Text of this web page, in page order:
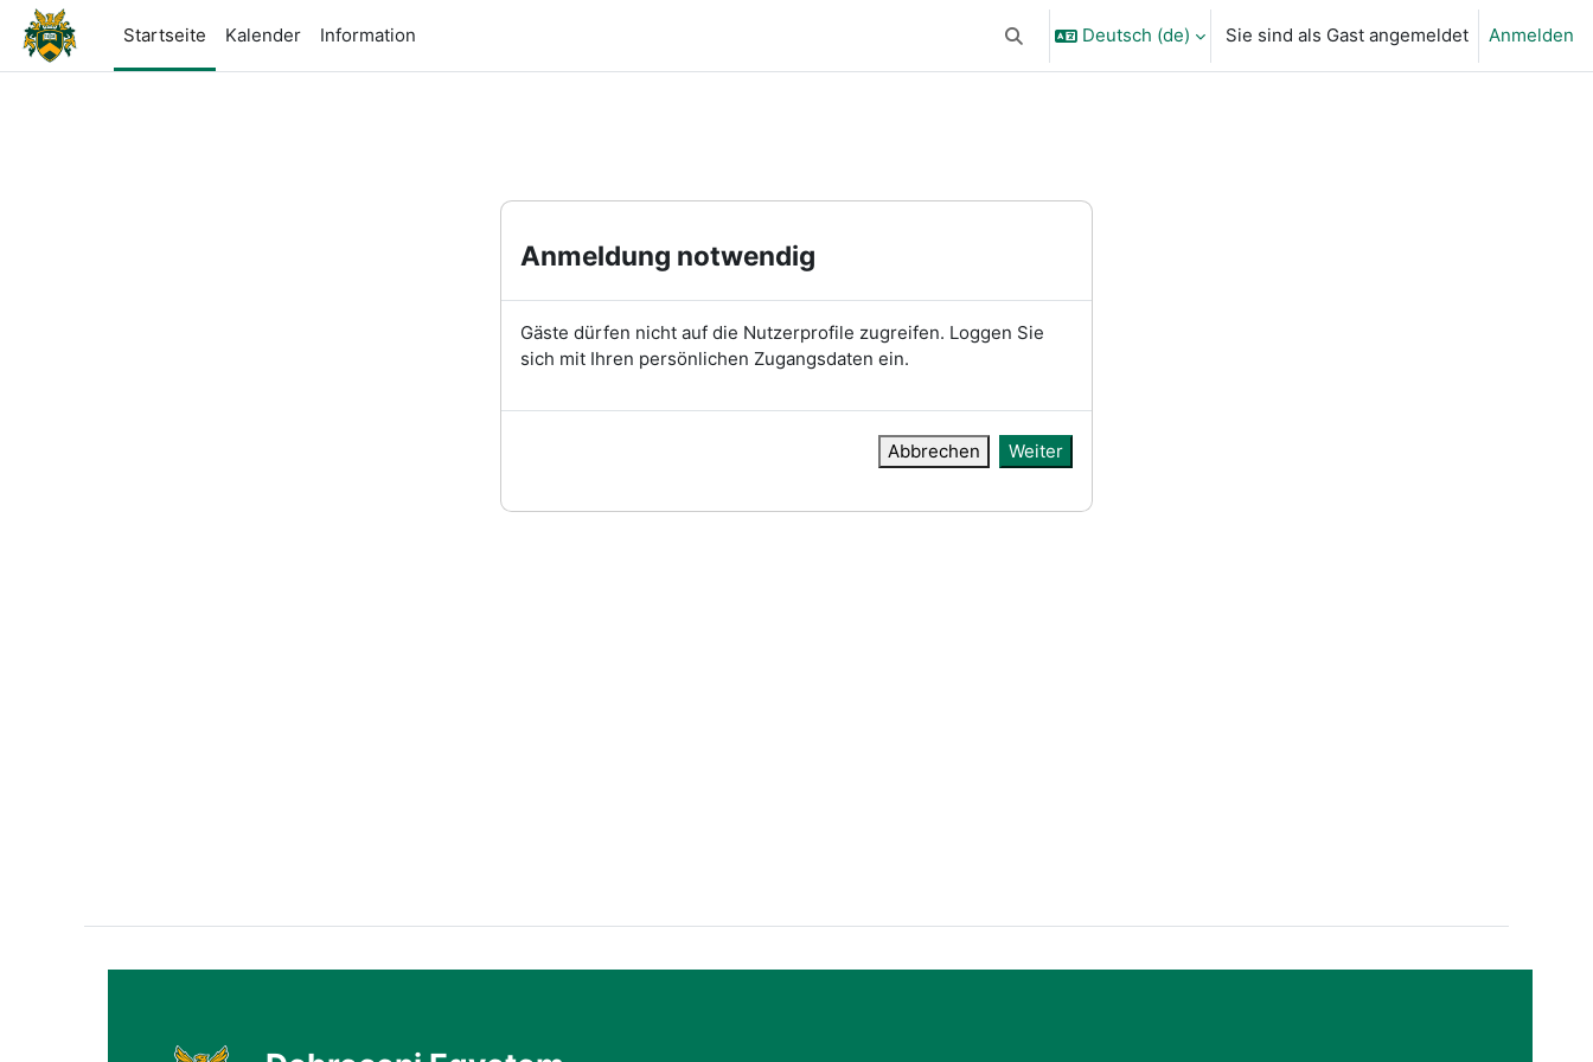
Zum Hauptinhalt
Startseite
Kalender Information Sucheingabe umschalten
Deutsch ‎(de)‎ Sie sind als Gast angemeldet Anmelden
Anmeldung notwendig
Gäste dürfen nicht auf die Nutzerprofile zugreifen. Loggen Sie
sich mit Ihren persönlichen Zugangsdaten ein.
Abbrechen Weiter